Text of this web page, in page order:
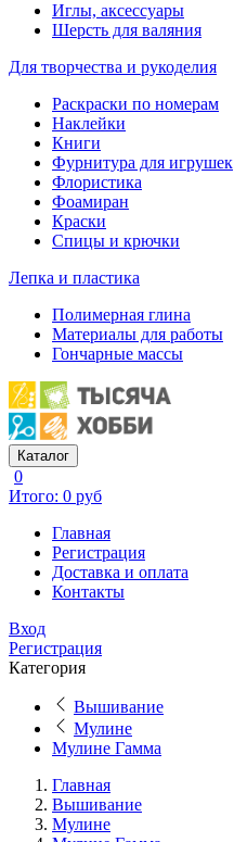
Иглы, аксессуары
Шерсть для валяния
Для творчества и рукоделия
Раскраски по номерам
Наклейки
Книги
Фурнитура для игрушек
Флористика
Фоамиран
Краски
Спицы и крючки
Лепка и пластика
Полимерная глина
Материалы для работы
Гончарные массы
Каталог
0
Итого: 0 руб
Главная
Регистрация
Доставка и оплата
Контакты
Вход
Регистрация
Категория
Вышивание
Мулине
Мулине Гамма
Главная
Вышивание
Мулине